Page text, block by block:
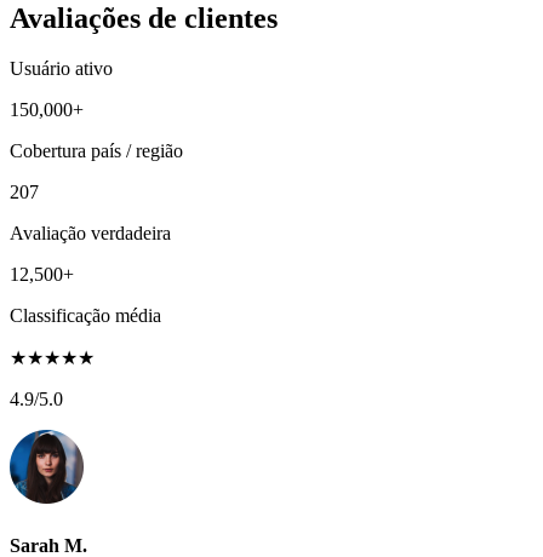
Avaliações de clientes
Usuário ativo
150,000+
Cobertura país / região
207
Avaliação verdadeira
12,500+
Classificação média
★★★★★
4.9/5.0
Sarah M.